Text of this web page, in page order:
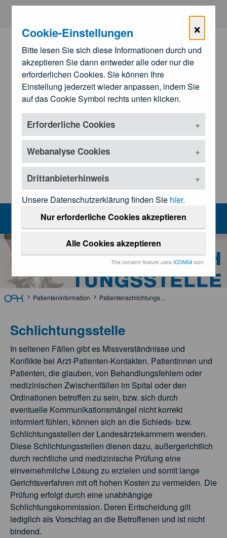
×
Cookie-Einstellungen
Bitte lesen Sie sich diese Informationen durch und
akzeptieren Sie dann entweder alle oder nur die
erforderlichen Cookies. Sie können Ihre
Einstellung jederzeit wieder anpassen, indem Sie
auf das Cookie Symbol rechts unten klicken.
Erforderliche Cookies
Webanalyse Cookies
Drittanbieterhinweis
Unsere Datenschutzerklärung finden Sie hier.
Nur erforderliche Cookies akzeptieren
Alle Cookies akzeptieren
This consent feature uses ICONS8 icon.
Zum Hauptinhalt springen
Zu den
Landesärztekammern
Patientenschlichtungsstelle
MENU
Patientenschlich
tungsstelle
Patienteninformation Patientenschlichtungsstelle
Schlichtungsstelle
In seltenen Fällen gibt es Missverständnisse und
Konflikte bei Arzt-Patienten-Kontakten. Patientinnen und
Patienten, die glauben, von Behandlungsfehlern oder
medizinischen Zwischenfällen im Spital oder den
Ordinationen betroffen zu sein, bzw. sich durch
eventuelle Kommunikationsmängel nicht korrekt
informiert fühlen, können sich an die Schieds- bzw.
Schlichtungsstellen der Landesärztekammern wenden.
Diese Schlichtungsstellen dienen dazu, außergerichtlich
durch rechtliche und medizinische Prüfung eine
einvernehmliche Lösung zu erzielen und somit lange
Gerichtsverfahren mit oft hohen Kosten zu vermeiden. Die
Prüfung erfolgt durch eine unabhängige
Schlichtungskommission. Deren Entscheidung gilt
lediglich als Vorschlag an die Betroffenen und ist nicht
bindend.